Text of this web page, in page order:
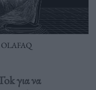
OLAFAQ
για να